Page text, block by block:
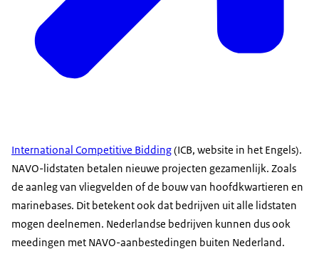
International Competitive Bidding(ICB, website in het Engels).
NAVO-lidstaten betalen nieuwe projecten gezamenlijk. Zoals
de aanleg van vliegvelden of de bouw van hoofdkwartieren en
marinebases. Dit betekent ook dat bedrijven uit alle lidstaten
mogen deelnemen. Nederlandse bedrijven kunnen dus ook
meedingen met NAVO-aanbestedingen buiten Nederland.